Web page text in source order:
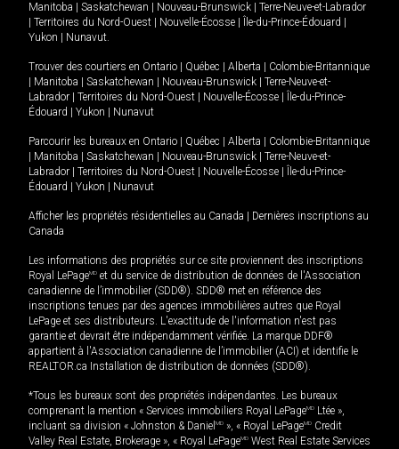
Manitoba
Saskatchewan Nouveau-Brunswick
Terre-Neuve-et-Labrador
Territoires du Nord-Ouest Nouvelle-Écosse Île-du-Prince-Édouard
Yukon
Nunavut.
Trouver des courtiers en Ontario Québec Alberta
Colombie-Britannique
Manitoba Saskatchewan Nouveau-Brunswick
Terre-Neuve-et-
Labrador
Territoires du Nord-Ouest Nouvelle-Écosse
Île-du-Prince-
Édouard
Yukon Nunavut
Parcourir les bureaux en Ontario Québec Alberta
Colombie-Britannique
Manitoba Saskatchewan Nouveau-Brunswick
Terre-Neuve-et-
Labrador
Territoires du Nord-Ouest Nouvelle-Écosse
Île-du-Prince-
Édouard
Yukon Nunavut
Afficher les propriétés résidentielles au Canada
Dernières inscriptions au
Canada
Les informations des propriétés sur ce site proviennent des inscriptions
Royal LePageMD et du service de distribution de données de l'Association
canadienne de l’immobilier (SDD®). SDD® met en référence des
inscriptions tenues par des agences immobilières autres que Royal
LePage et ses distributeurs. L'exactitude de l'information n'est pas
garantie et devrait être indépendamment vérifiée. La marque DDF®
appartient à l'Association canadienne de l’immobilier (ACI) et identifie le
REALTOR.ca Installation de distribution de données (SDD®).
*Tous les bureaux sont des propriétés indépendantes. Les bureaux
comprenant la mention « Services immobiliers Royal LePageMD Ltée »,
incluant sa division « Johnston & Daniel MD », « Royal LePageMD Credit
Valley Real Estate, Brokerage », « Royal LePageMD West Real Estate Services